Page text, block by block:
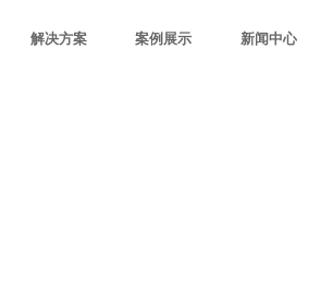
解决方案 案例展示 新闻中心